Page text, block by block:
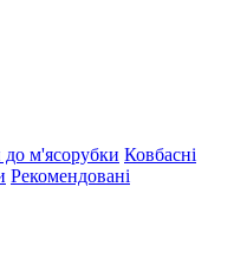
до м'ясорубки Ковбасні
Рекомендовані